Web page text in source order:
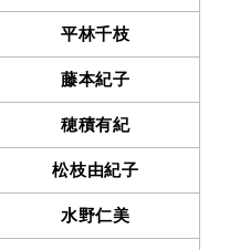
平林千枝
藤本紀子
穂積有紀
松枝由紀子
水野仁美